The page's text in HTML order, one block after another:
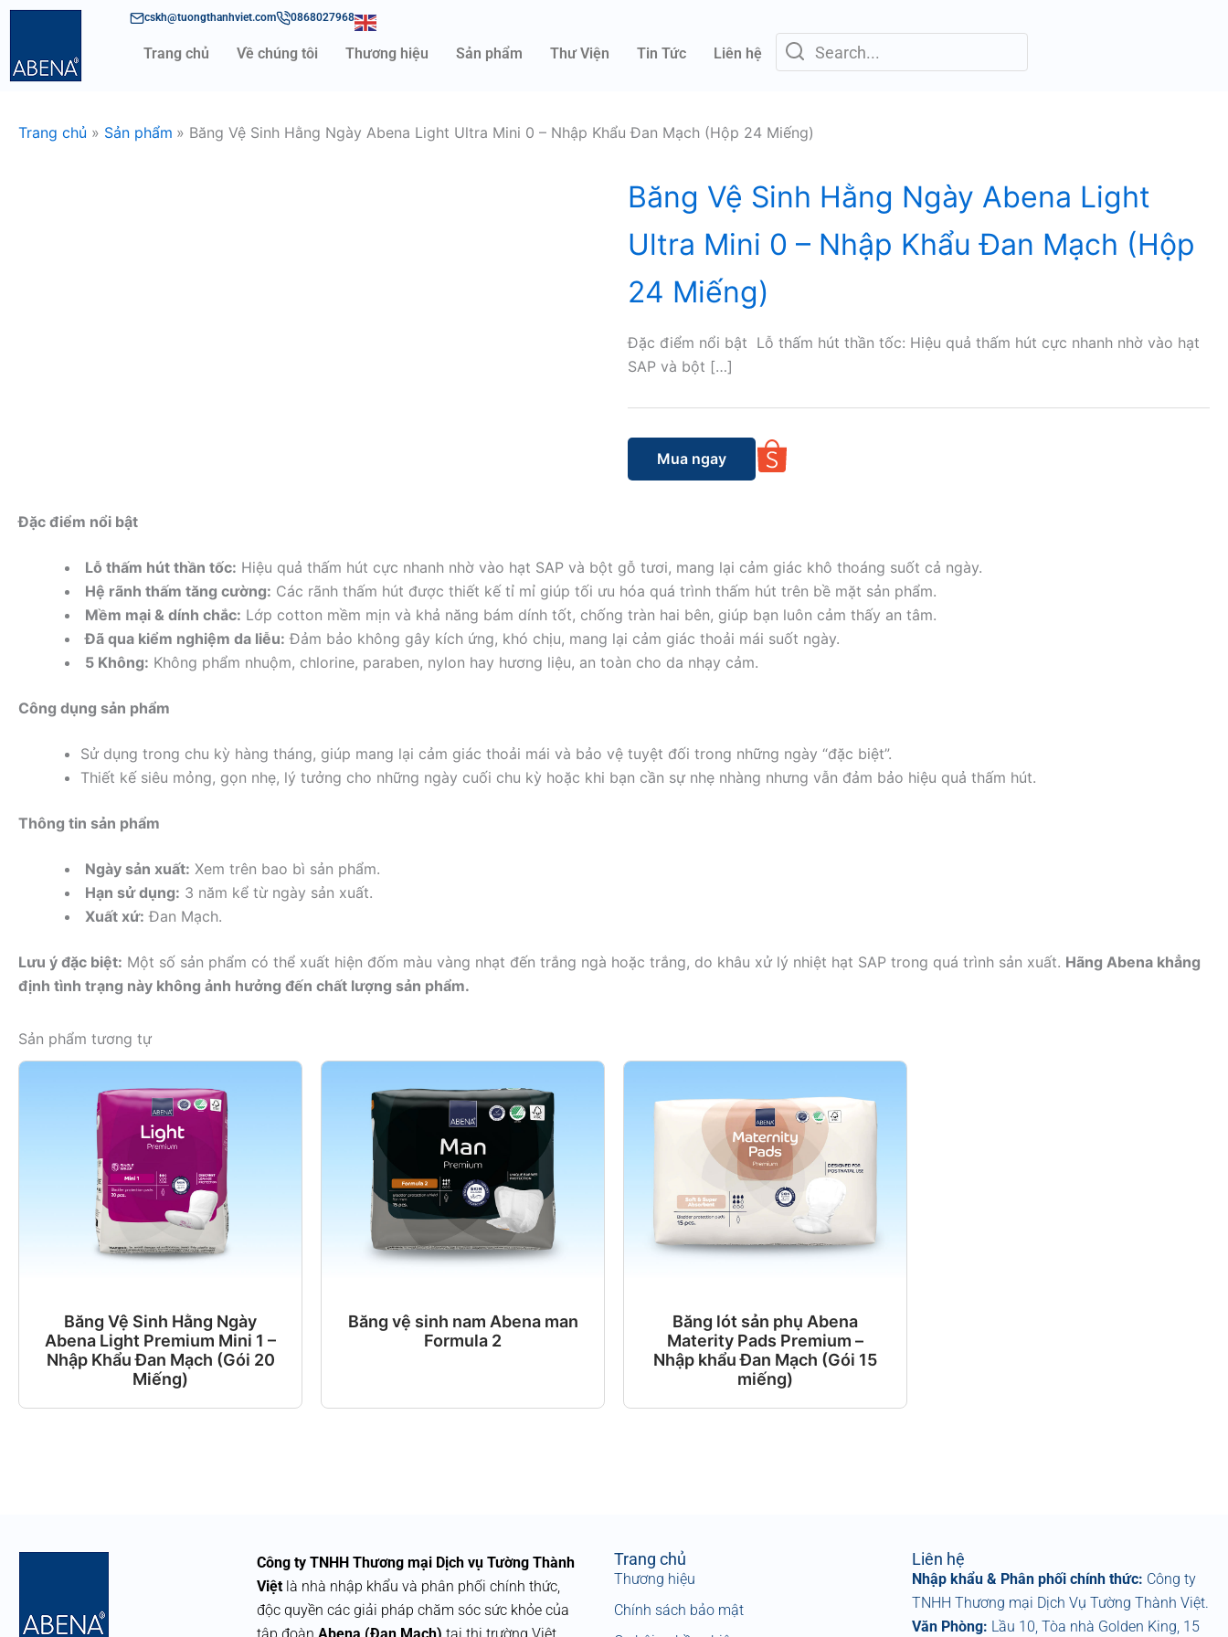
Nhảy
nội
dung
cskh@tuongthanhviet.com 0868027968
Trang chủ Về chúng tôi Thương hiệu Sản phẩm Thư Viện Tin Tức Liên hệ
Trang chủ Sản phẩm Băng Vệ Sinh Hằng Ngày Abena Light Ultra Mini 0 – Nhập Khẩu Đan Mạch (Hộp 24 Miếng)
Băng Vệ Sinh Hằng Ngày Abena Light
Ultra Mini 0 – Nhập Khẩu Đan Mạch (Hộp
24 Miếng)
Đặc điểm nổi bật Lỗ thấm hút thần tốc: Hiệu quả thấm hút cực nhanh nhờ vào hạt
SAP và bột […]
Mua ngay
Đặc điểm nổi bật
Lỗ thấm hút thần tốc: Hiệu quả thấm hút cực nhanh nhờ vào hạt SAP và bột gỗ tươi, mang lại cảm giác khô thoáng suốt cả ngày.
Hệ rãnh thấm tăng cường: Các rãnh thấm hút được thiết kế tỉ mỉ giúp tối ưu hóa quá trình thấm hút trên bề mặt sản phẩm.
Mềm mại & dính chắc: Lớp cotton mềm mịn và khả năng bám dính tốt, chống tràn hai bên, giúp bạn luôn cảm thấy an tâm.
Đã qua kiểm nghiệm da liễu: Đảm bảo không gây kích ứng, khó chịu, mang lại cảm giác thoải mái suốt ngày.
5 Không: Không phẩm nhuộm, chlorine, paraben, nylon hay hương liệu, an toàn cho da nhạy cảm.
Công dụng sản phẩm
Sử dụng trong chu kỳ hàng tháng, giúp mang lại cảm giác thoải mái và bảo vệ tuyệt đối trong những ngày “đặc biệt”.
Thiết kế siêu mỏng, gọn nhẹ, lý tưởng cho những ngày cuối chu kỳ hoặc khi bạn cần sự nhẹ nhàng nhưng vẫn đảm bảo hiệu quả thấm hút.
Thông tin sản phẩm
Ngày sản xuất: Xem trên bao bì sản phẩm.
Hạn sử dụng: 3 năm kể từ ngày sản xuất.
Xuất xứ: Đan Mạch.
Lưu ý đặc biệt: Một số sản phẩm có thể xuất hiện đốm màu vàng nhạt đến trắng ngà hoặc trắng, do khâu xử lý nhiệt hạt SAP trong quá trình sản xuất. Hãng Abena khẳng
định tình trạng này không ảnh hưởng đến chất lượng sản phẩm.
Sản phẩm tương tự
Băng Vệ Sinh Hằng Ngày
Abena Light Premium Mini 1 –
Nhập Khẩu Đan Mạch (Gói 20
Miếng)
Băng vệ sinh nam Abena man
Formula 2
Băng lót sản phụ Abena
Materity Pads Premium –
Nhập khẩu Đan Mạch (Gói 15
miếng)
Công ty TNHH Thương mại Dịch vụ Tường Thành
Việtlà nhà nhập khẩu và phân phối chính thức,
độc quyền các giải pháp chăm sóc sức khỏe của
Trang chủ
Thương hiệu
Chính sách bảo mật
Liên hệ
Nhập khẩu & Phân phối chính thức: Công ty
TNHH Thương mại Dịch Vụ Tường Thành Việt.
Văn Phòng: Lầu 10, Tòa nhà Golden King, 15